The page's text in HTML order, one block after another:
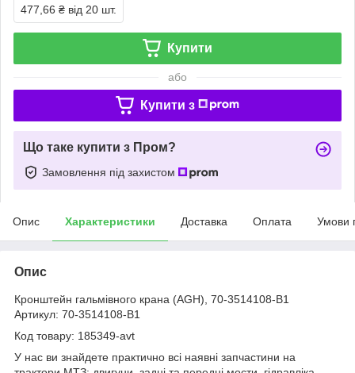
477,66 ₴ від 20 шт.
Купити
або
Купити з
Що таке купити з Пром?
Замовлення під захистом
Опис Характеристики Доставка Оплата Умови
Опис
Кронштейн гальмівного крана (AGH), 70-3514108-B1
Артикул: 70-3514108-B1
Код товару: 185349-avt
У нас ви знайдете практично всі наявні запчастини на